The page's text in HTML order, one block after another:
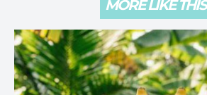
MORE LIKE THIS